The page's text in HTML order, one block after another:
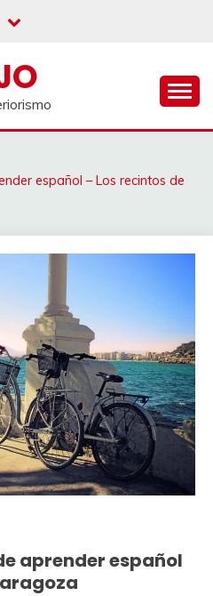
español – Los recintos de
aprender español